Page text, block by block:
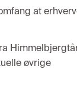
at
øvrige